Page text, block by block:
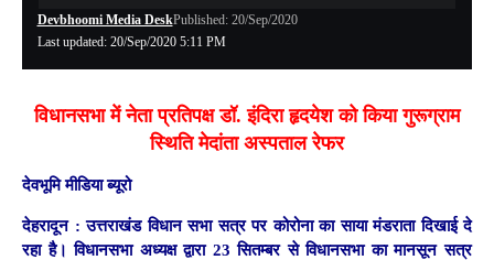
Last updated: 20/Sep/2020 5:11 PM
Devbhoomi Media DeskPublished: 20/Sep/2020
विधानसभा में नेता प्रतिपक्ष डॉ. इंदिरा हृदयेश को कियागुरूग्राम
स्थिति मेदांता अस्पताल रेफर
देवभूमि मीडिया ब्यूरो
देहरादून : उत्तराखंड विधान सभा सत्र पर कोरोना का साया मंडराता दिखाई दे
रहा है। विधानसभा अध्यक्ष द्वारा 23 सितम्बर से विधानसभा का मानसून सत्र